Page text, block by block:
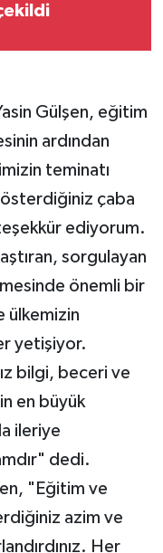
Gülşen, eğitim
ardından
teminatı
çaba
ediyorum.
sorgulayan
önemli bir
ülkemizin
yetişiyor.
bilgi, beceri ve
en büyük
ileriye
dedi.
"Eğitim ve
azim ve
Her